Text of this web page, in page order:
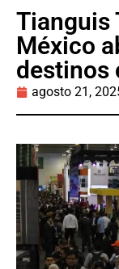
Tianguis
México
destinos
agosto 21,